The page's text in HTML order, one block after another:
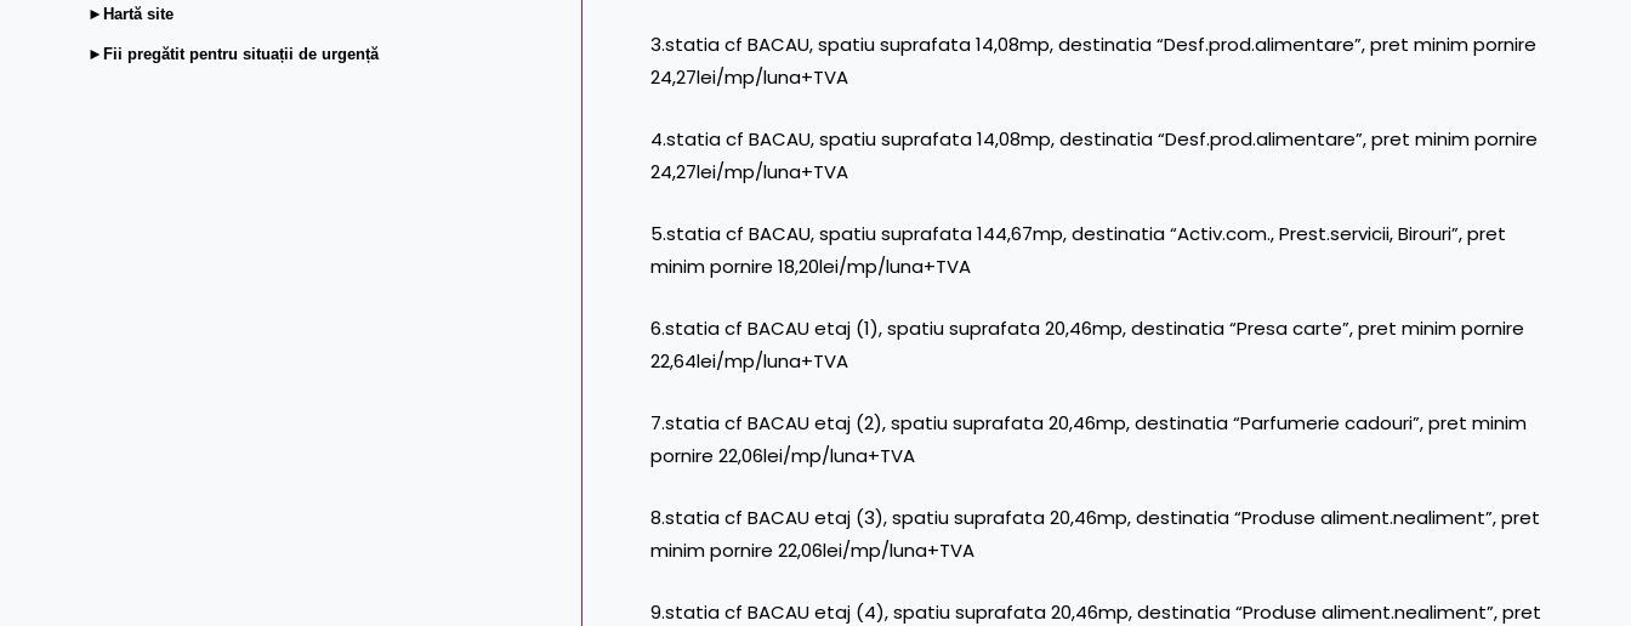
►Hartă site
►Fii pregătit pentru situații de urgență
3.statia cf BACAU, spatiu suprafata 14,08mp, destinatia “Desf.prod.alimentare”, pret minim pornire
24,27lei/mp/luna+TVA
4.statia cf BACAU, spatiu suprafata 14,08mp, destinatia “Desf.prod.alimentare”, pret minim pornire
24,27lei/mp/luna+TVA
5.statia cf BACAU, spatiu suprafata 144,67mp, destinatia “Activ.com., Prest.servicii, Birouri”, pret
minim pornire 18,20lei/mp/luna+TVA
6.statia cf BACAU etaj (1), spatiu suprafata 20,46mp, destinatia “Presa carte”, pret minim pornire
22,64lei/mp/luna+TVA
7.statia cf BACAU etaj (2), spatiu suprafata 20,46mp, destinatia “Parfumerie cadouri”, pret minim
pornire 22,06lei/mp/luna+TVA
8.statia cf BACAU etaj (3), spatiu suprafata 20,46mp, destinatia “Produse aliment.nealiment”, pret
minim pornire 22,06lei/mp/luna+TVA
9.statia cf BACAU etaj (4), spatiu suprafata 20,46mp, destinatia “Produse aliment.nealiment”, pret